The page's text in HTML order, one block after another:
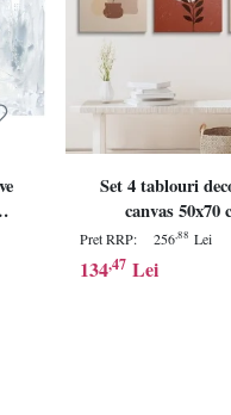
Set 4 tablouri
canvas 50x70
panza/lemn,
Verificat A · Re-
Pret RRP: 256,88 Lei
134,47 Lei